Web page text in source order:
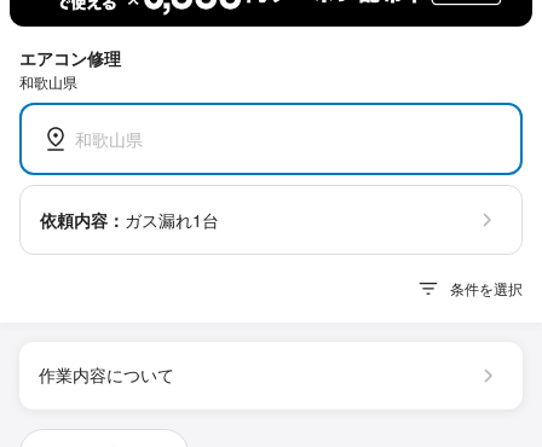
エアコン修理
和歌山県
和歌山県
依頼内容： ガス漏れ1台
条件を選択
作業内容について